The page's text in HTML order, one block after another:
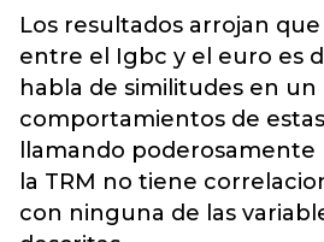
Los resultados arrojan
entre el Igbc y el euro es
habla de similitudes en un
comportamientos de
llamando
la TRM no tiene
con ninguna de las